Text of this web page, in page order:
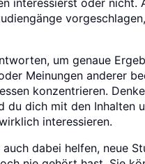
um genaue
Meinungen anderer
konzentrieren.
dich mit den Inhalten
interessieren.
dabei helfen, neue